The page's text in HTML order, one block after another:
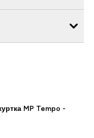
MP Tempo -